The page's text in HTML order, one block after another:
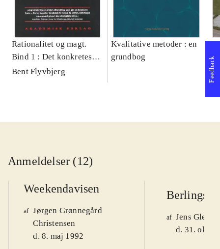
Rationalitet og magt.
Bind 1 : Det konkretes
videnskab
Bent Flyvbjerg
Kvalitative metoder : en
grundbog
Anmeldelser (12)
Weekendavisen
af Jørgen Grønnegård
Christensen
d. 8. maj 1992
af Jens
d. 31. okt.
Feedback